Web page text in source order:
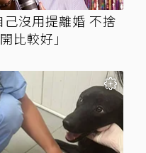
沒用提離婚 不捨
比較好」